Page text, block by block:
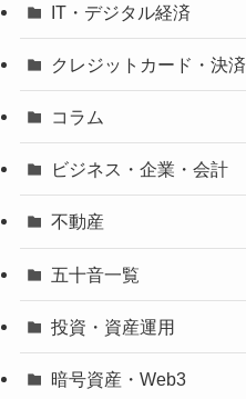
IT・デジタル経済
クレジットカード・決済
コラム
ビジネス・企業・会計
不動産
五十音一覧
投資・資産運用
暗号資産・Web3